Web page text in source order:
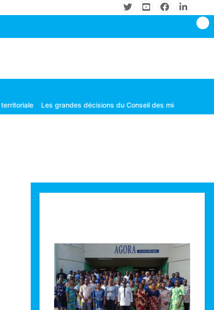
Les grandes décisions du Conseil des ministres tenu le mardi